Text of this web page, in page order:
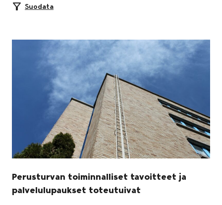
Suodata
Perusturvan toiminnalliset tavoitteet ja
palvelulupaukset toteutuivat